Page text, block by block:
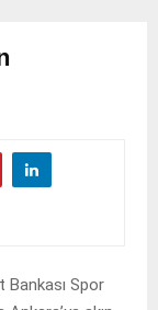
Bankası Spor